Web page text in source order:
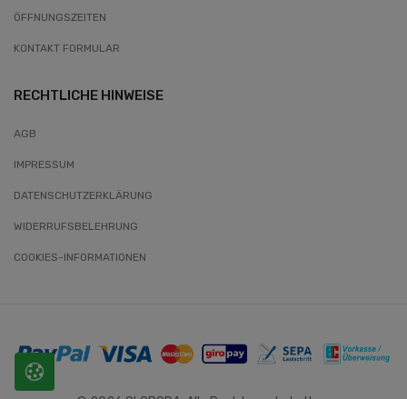
ÖFFNUNGSZEITEN
KONTAKT FORMULAR
RECHTLICHE HINWEISE
AGB
IMPRESSUM
DATENSCHUTZERKLÄRUNG
WIDERRUFSBELEHRUNG
COOKIES-INFORMATIONEN